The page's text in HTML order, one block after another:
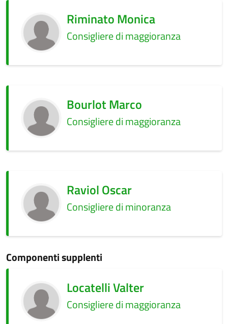
Riminato Monica
Consigliere di maggioranza
Bourlot Marco
Consigliere di maggioranza
Raviol Oscar
Consigliere di minoranza
Componenti supplenti
Locatelli Valter
Consigliere di maggioranza